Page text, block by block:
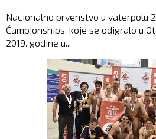
Nacionalno prvenstvo u vaterpolu
Ćampionships, koje se odigralo u
2019. godine u...